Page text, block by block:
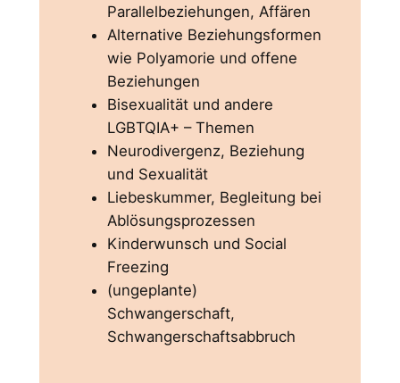
Parallelbeziehungen, Affären
Alternative Beziehungsformen
wie Polyamorie und offene
Beziehungen
Bisexualität und andere
LGBTQIA+ – Themen
Neurodivergenz, Beziehung
und Sexualität
Liebeskummer, Begleitung bei
Ablösungsprozessen
Kinderwunsch und Social
Freezing
(ungeplante)
Schwangerschaft,
Schwangerschaftsabbruch